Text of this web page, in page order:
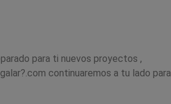
para ti nuevos proyectos ,
continuaremos a tu lado para